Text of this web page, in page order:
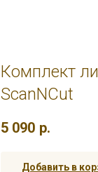
Комплект
ScanNCut
5 090 р.
Добавить в